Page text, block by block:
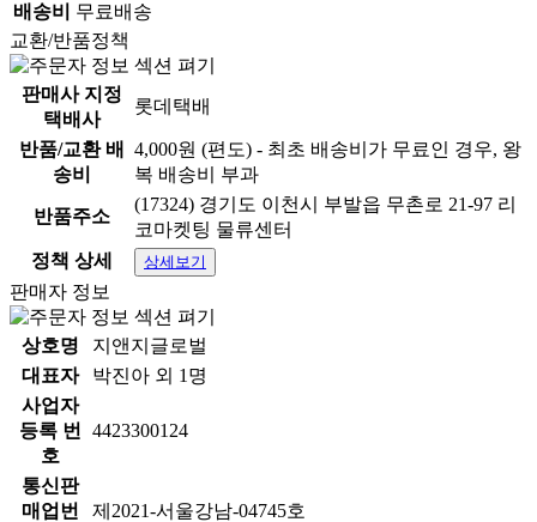
배송비
무료배송
교환/반품정책
판매사 지정
택배사
롯데택배
반품/교환 배
송비
4,000원 (편도) - 최초 배송비가 무료인 경우, 왕
복 배송비 부과
반품주소
(17324) 경기도 이천시 부발읍 무촌로 21-97 리
코마켓팅 물류센터
정책 상세
상세보기
판매자 정보
상호명
지앤지글로벌
대표자
박진아 외 1명
사업자
등록 번
호
4423300124
통신판
매업번
제2021-서울강남-04745호